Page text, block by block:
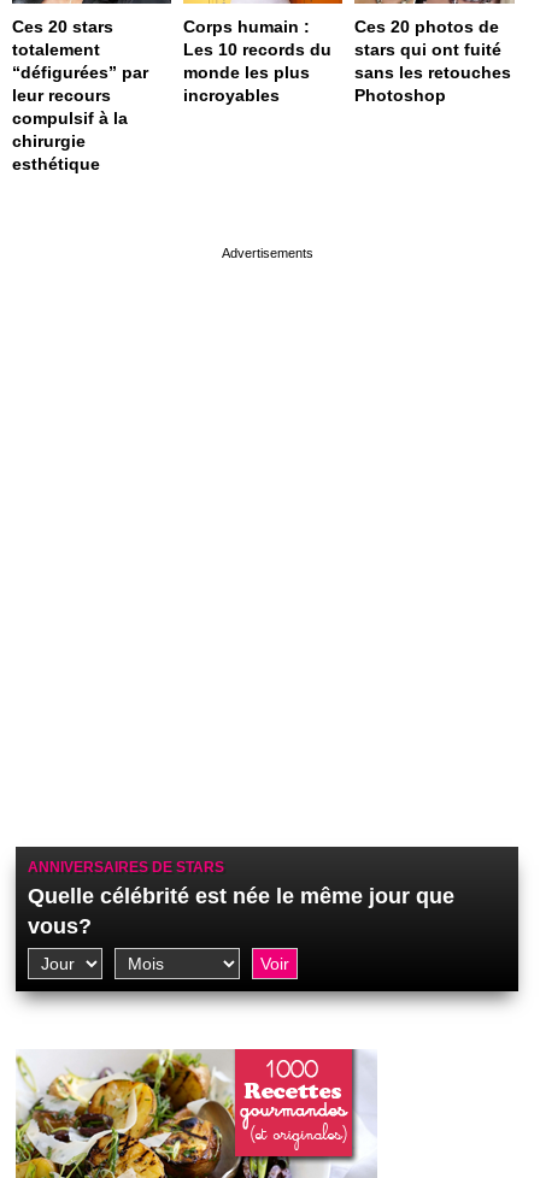
Ces 20 stars
totalement
“défigurées” par
leur recours
compulsif à la
chirurgie
esthétique
Corps humain :
Les 10 records du
monde les plus
incroyables
Ces 20 photos de
stars qui ont fuité
sans les retouches
Photoshop
ANNIVERSAIRES DE STARS
Quelle célébrité est née le même jour que
vous?